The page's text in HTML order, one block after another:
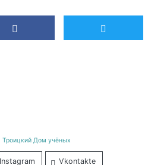
Троицкий Дом учёных
Instagram Vkontakte